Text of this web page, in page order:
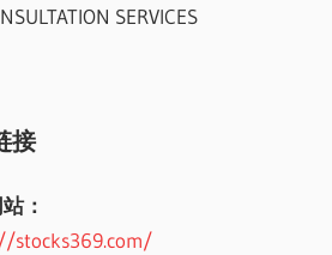
SERVICES
接
：
stocks369.com/